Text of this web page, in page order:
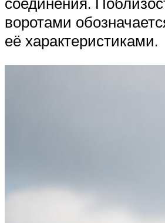
воротами
её характеристиками.